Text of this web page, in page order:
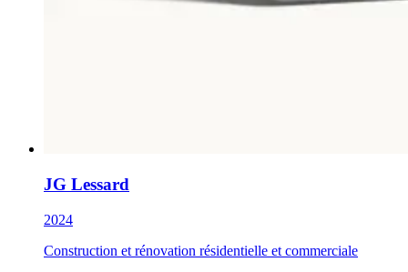
JG Lessard
2024
Construction et rénovation résidentielle et commerciale